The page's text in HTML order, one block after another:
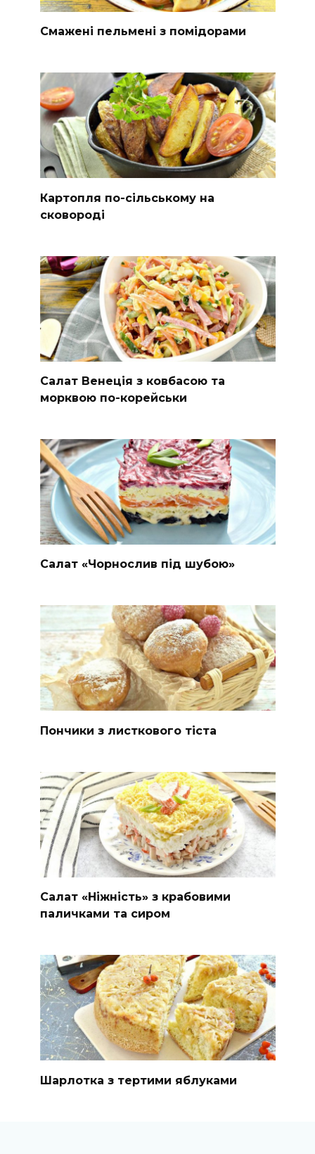
Смажені пельмені з помідорами
Картопля по-сільському на
сковороді
Салат Венеція з ковбасою та
морквою по-корейськи
Салат «Чорнослив під шубою»
Пончики з листкового тіста
Салат «Ніжність» з крабовими
паличками та сиром
Шарлотка з тертими яблуками